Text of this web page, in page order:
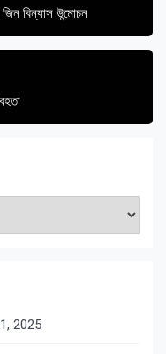
বিন্যাস উন্মোচন
2025